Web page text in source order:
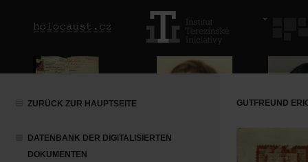
ZURÜCK ZUR HAUPTSEITE
DATENBANK DER DIGITALISIERTEN
DOKUMENTEN
GUTFREUND